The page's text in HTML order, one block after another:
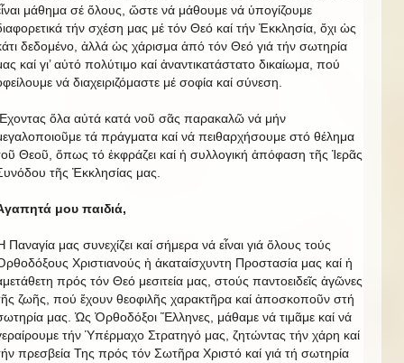
μάθημα σέ ὅλους, ὥστε νά μάθουμε νά ὑπογίζουμε
τήν σχέση μας μέ τόν Θεό καί τήν Ἐκκλησία, ὄχι ὡς
δεδομένο, ἀλλά ὡς χάρισμα ἀπό τόν Θεό γιά τήν σωτηρία
καί γι’ αὐτό πολύτιμο καί ἀναντικατάστατο δικαίωμα, πού
νά διαχειριζόμαστε μέ σοφία καί σύνεση.
ὅλα αὐτά κατά νοῦ σᾶς παρακαλῶ νά μήν
τά πράγματα καί νά πειθαρχήσουμε στό θέλημα
Θεοῦ, ὅπως τό ἐκφράζει καί ἡ συλλογική ἀπόφαση τῆς Ἱερᾶς
τῆς Ἐκκλησίας μας.
μου παιδιά,
Παναγία μας συνεχίζει καί σήμερα νά εἶναι γιά ὅλους τούς
Χριστιανούς ἡ ἀκαταίσχυντη Προστασία μας καί ἡ
πρός τόν Θεό μεσιτεία μας, στούς παντοειδεῖς ἀγῶνες
ζωῆς, πού ἔχουν θεοφιλῆς χαρακτῆρα καί ἀποσκοποῦν στή
μας. Ὡς Ὀρθοδόξοι Ἕλληνες, μάθαμε νά τιμᾶμε καί νά
τήν Ὑπέρμαχο Στρατηγό μας, ζητώντας τήν χάρη καί
πρεσβεία Της πρός τόν Σωτῆρα Χριστό καί γιά τή σωτηρία